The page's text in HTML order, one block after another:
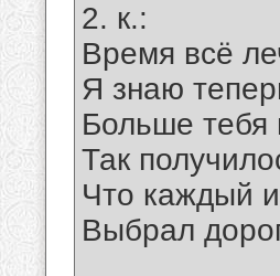
2. к.:
Время всё
Я знаю
Больше
Так
Что каждый
Выбрал